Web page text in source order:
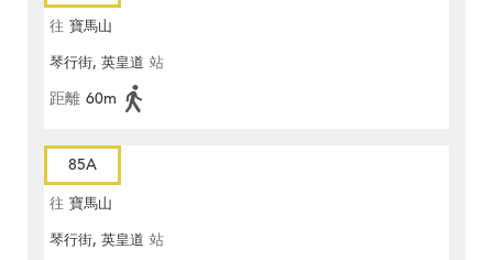
往 寶馬山
琴行街, 英皇道 站
距離 60m
85A
往 寶馬山
琴行街, 英皇道 站